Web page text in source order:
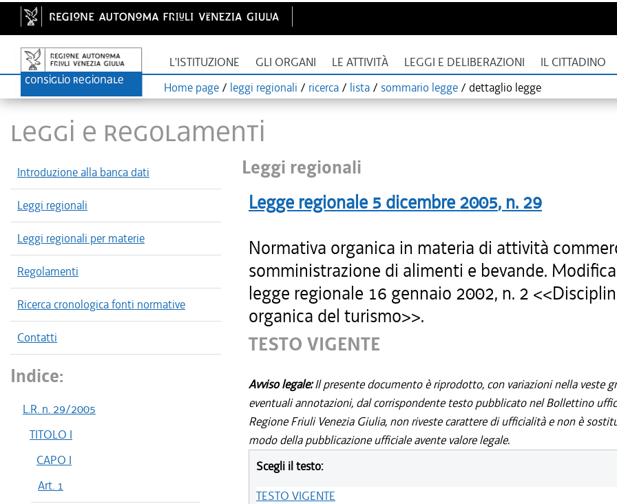
L'ISTITUZIONE GLI ORGANI LE ATTIVITÀ LEGGI E DELIBERAZIONI IL CITTADINO
Home page / leggi regionali / ricerca / lista / sommario legge / dettaglio legge
LEGGI E REGOLAMENTI
Introduzione alla banca dati
Leggi regionali
Leggi regionali per materie
Regolamenti
Ricerca cronologica fonti normative
Contatti
Indice:
L.R. n. 29/2005
TITOLO I
CAPO I
Art. 1
Leggi regionali
Legge regionale 5 dicembre 2005, n. 29
Normativa organica in materia di attività
somministrazione di alimenti e bevande.
legge regionale 16 gennaio 2002, n. 2
organica del turismo>>.
TESTO VIGENTE
Avviso legale:Il presente documento è riprodotto, con variazioni nella veste
eventuali annotazioni, dal corrispondente testo pubblicato nel Bollettino
Regione Friuli Venezia Giulia, non riveste carattere di ufficialità e non è
modo della pubblicazione ufficiale avente valore legale.
Scegli il testo:
TESTO VIGENTE